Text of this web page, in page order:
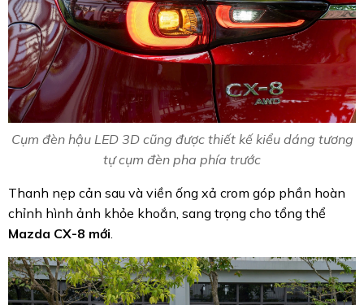
Cụm đèn hậu LED 3D cũng được thiết kế kiểu dáng tương
tự cụm đèn pha phía trước
Thanh nẹp cản sau và viền ống xả crom góp phần hoàn
chỉnh hình ảnh khỏe khoắn, sang trọng cho tổng thể
Mazda CX-8 mới